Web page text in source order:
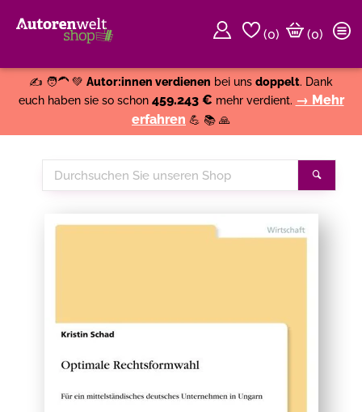
(0)
(0)
✍️ 🧑‍🦱 💚 Autor:innen verdienen bei uns doppelt. Dank
euch haben sie so schon 459.243 € mehr verdient. → Mehr
erfahren 💪 📚 🙏
Durchsuchen
Sie
Shop